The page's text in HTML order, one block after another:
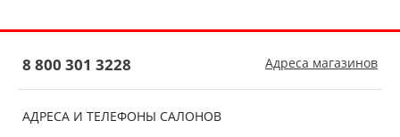
АДРЕСА И ТЕЛЕФОНЫ САЛОНОВ
8 800 301 3228 Адреса магазинов